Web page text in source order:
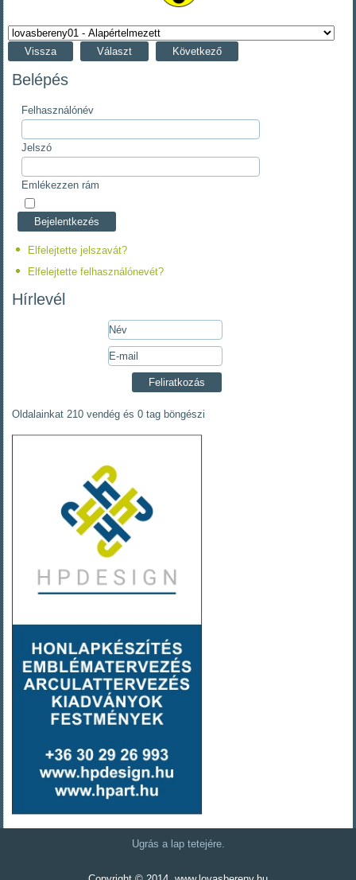
Vissza Választ Következő
Belépés
Felhasználónév
Jelszó
Emlékezzen rám
Elfelejtette jelszavát?
Elfelejtette felhasználónevét?
Hírlevél
Oldalainkat 210 vendég és 0 tag böngészi
Ugrás a lap tetejére.